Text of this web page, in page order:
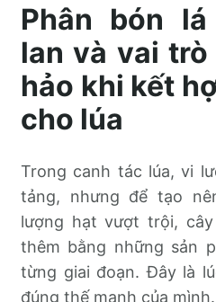
Phân bón
lan và vai
hảo khi kết
cho lúa
Trong canh tác lúa, vi
tảng, nhưng để tạo
lượng hạt vượt trội,
thêm bằng những sản
từng giai đoạn. Đây là
đúng thế mạnh của mình.